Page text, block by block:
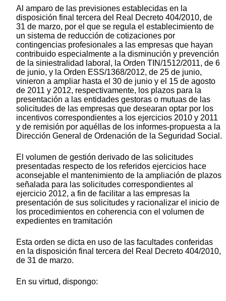
Al amparo de las previsiones establecidas en la
disposición final tercera del Real Decreto 404/2010, de
31 de marzo, por el que se regula el establecimiento de
un sistema de reducción de cotizaciones por
contingencias profesionales a las empresas que hayan
contribuido especialmente a la disminución y prevención
de la siniestralidad laboral, la Orden TIN/1512/2011, de 6
de junio, y la Orden ESS/1368/2012, de 25 de junio,
vinieron a ampliar hasta el 30 de junio y el 15 de agosto
de 2011 y 2012, respectivamente, los plazos para la
presentación a las entidades gestoras o mutuas de las
solicitudes de las empresas que desearan optar por los
incentivos correspondientes a los ejercicios 2010 y 2011
y de remisión por aquéllas de los informes-propuesta a la
Dirección General de Ordenación de la Seguridad Social.
El volumen de gestión derivado de las solicitudes
presentadas respecto de los referidos ejercicios hace
aconsejable el mantenimiento de la ampliación de plazos
señalada para las solicitudes correspondientes al
ejercicio 2012, a fin de facilitar a las empresas la
presentación de sus solicitudes y racionalizar el inicio de
los procedimientos en coherencia con el volumen de
expedientes en tramitación
Esta orden se dicta en uso de las facultades conferidas
en la disposición final tercera del Real Decreto 404/2010,
de 31 de marzo.
En su virtud, dispongo: